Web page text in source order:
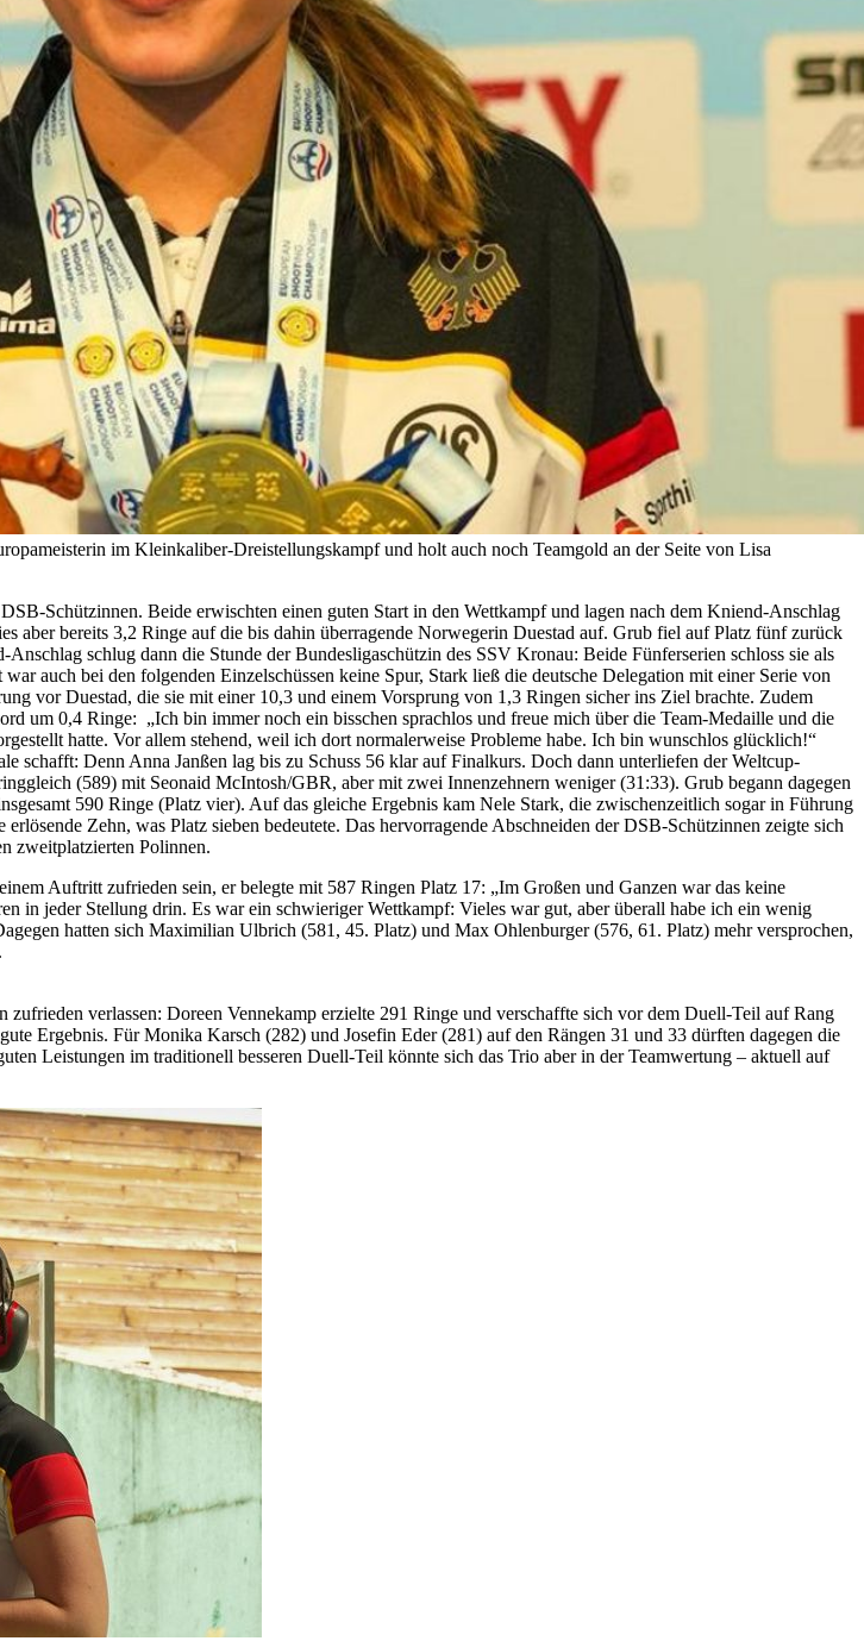
im Kleinkaliber-Dreistellungskampf und holt auch noch Teamgold an der Seite von Lisa
Schützinnen. Beide erwischten einen guten Start in den Wettkampf und lagen nach dem Kniend-Anschlag
aber bereits 3,2 Ringe auf die bis dahin überragende Norwegerin Duestad auf. Grub fiel auf Platz fünf zurück
schlug dann die Stunde der Bundesligaschützin des SSV Kronau: Beide Fünferserien schloss sie als
auch bei den folgenden Einzelschüssen keine Spur, Stark ließ die deutsche Delegation mit einer Serie von
vor Duestad, die sie mit einer 10,3 und einem Vorsprung von 1,3 Ringen sicher ins Ziel brachte. Zudem
um 0,4 Ringe: „Ich bin immer noch ein bisschen sprachlos und freue mich über die Team-Medaille und die
hatte. Vor allem stehend, weil ich dort normalerweise Probleme habe. Ich bin wunschlos glücklich!“
schafft: Denn Anna Janßen lag bis zu Schuss 56 klar auf Finalkurs. Doch dann unterliefen der Weltcup-
(589) mit Seonaid McIntosh/GBR, aber mit zwei Innenzehnern weniger (31:33). Grub begann dagegen
590 Ringe (Platz vier). Auf das gleiche Ergebnis kam Nele Stark, die zwischenzeitlich sogar in Führung
Zehn, was Platz sieben bedeutete. Das hervorragende Abschneiden der DSB-Schützinnen zeigte sich
zweitplatzierten Polinnen.
Auftritt zufrieden sein, er belegte mit 587 Ringen Platz 17: „Im Großen und Ganzen war das keine
in jeder Stellung drin. Es war ein schwieriger Wettkampf: Vieles war gut, aber überall habe ich ein wenig
hatten sich Maximilian Ulbrich (581, 45. Platz) und Max Ohlenburger (576, 61. Platz) mehr versprochen,
verlassen: Doreen Vennekamp erzielte 291 Ringe und verschaffte sich vor dem Duell-Teil auf Rang
Ergebnis. Für Monika Karsch (282) und Josefin Eder (281) auf den Rängen 31 und 33 dürften dagegen die
Leistungen im traditionell besseren Duell-Teil könnte sich das Trio aber in der Teamwertung – aktuell auf